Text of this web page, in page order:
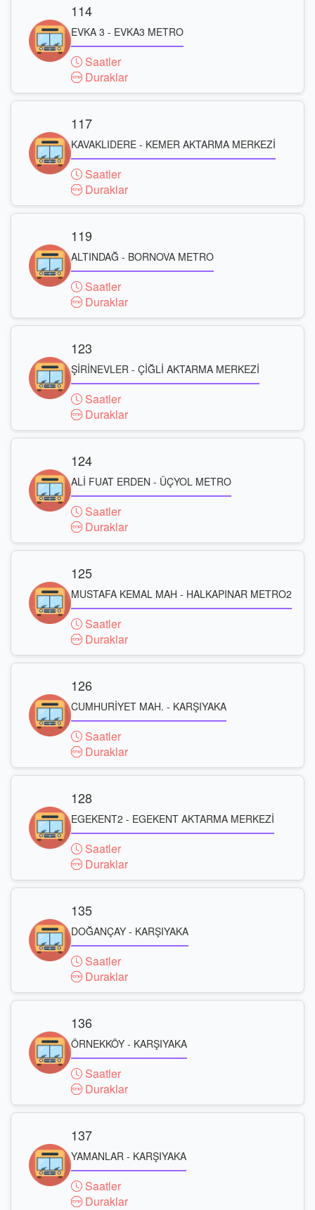
114
EVKA 3 - EVKA3 METRO
Saatler
Duraklar
117
KAVAKLIDERE - KEMER AKTARMA MERKEZİ
Saatler
Duraklar
119
ALTINDAĞ - BORNOVA METRO
Saatler
Duraklar
123
ŞİRİNEVLER - ÇİĞLİ AKTARMA MERKEZİ
Saatler
Duraklar
124
ALİ FUAT ERDEN - ÜÇYOL METRO
Saatler
Duraklar
125
MUSTAFA KEMAL MAH - HALKAPINAR METRO2
Saatler
Duraklar
126
CUMHURİYET MAH. - KARŞIYAKA
Saatler
Duraklar
128
EGEKENT2 - EGEKENT AKTARMA MERKEZİ
Saatler
Duraklar
135
DOĞANÇAY - KARŞIYAKA
Saatler
Duraklar
136
ÖRNEKKÖY - KARŞIYAKA
Saatler
Duraklar
137
YAMANLAR - KARŞIYAKA
Saatler
Duraklar